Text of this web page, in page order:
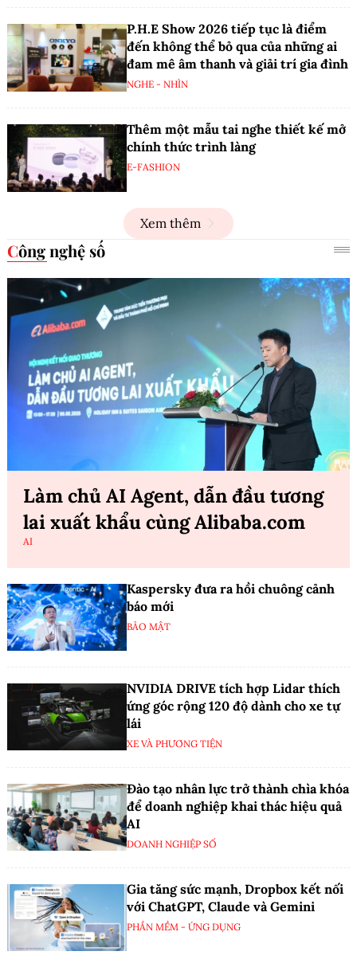
P.H.E Show 2026 tiếp tục là điểm
đến không thể bỏ qua của những ai
đam mê âm thanh và giải trí gia đình
NGHE - NHÌN
Thêm một mẫu tai nghe thiết kế mở
chính thức trình làng
E-FASHION
Xem thêm
Công nghệ số
Làm chủ AI Agent, dẫn đầu tương
lai xuất khẩu cùng Alibaba.com
AI
Kaspersky đưa ra hồi chuông cảnh
báo mới
BẢO MẬT
NVIDIA DRIVE tích hợp Lidar thích
ứng góc rộng 120 độ dành cho xe tự
lái
XE VÀ PHƯƠNG TIỆN
Đào tạo nhân lực trở thành chìa khóa
để doanh nghiệp khai thác hiệu quả
AI
DOANH NGHIỆP SỐ
Gia tăng sức mạnh, Dropbox kết nối
với ChatGPT, Claude và Gemini
PHẦN MỀM - ỨNG DỤNG